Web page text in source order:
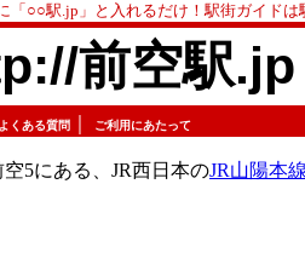
「○○駅.jp」と入れるだけ！駅街ガイド
前空駅.jp
よくある質問 ご利用にあたって
5にある、JR西日本のJR山陽本